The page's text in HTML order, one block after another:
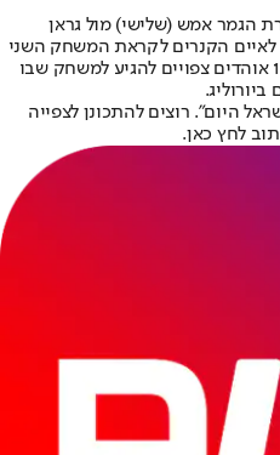
הגמר אמש (שלישי) מול גראן
לאיים הקנרים לקראת המשחק השני
בסדרה שייערך ביום שישי בערב. 100 אוהדים צפויים להגיע למשחק שבו
היום". רוצים להתכונן לצפייה
לחץ כאן.